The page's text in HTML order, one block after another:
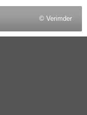
© Verimder